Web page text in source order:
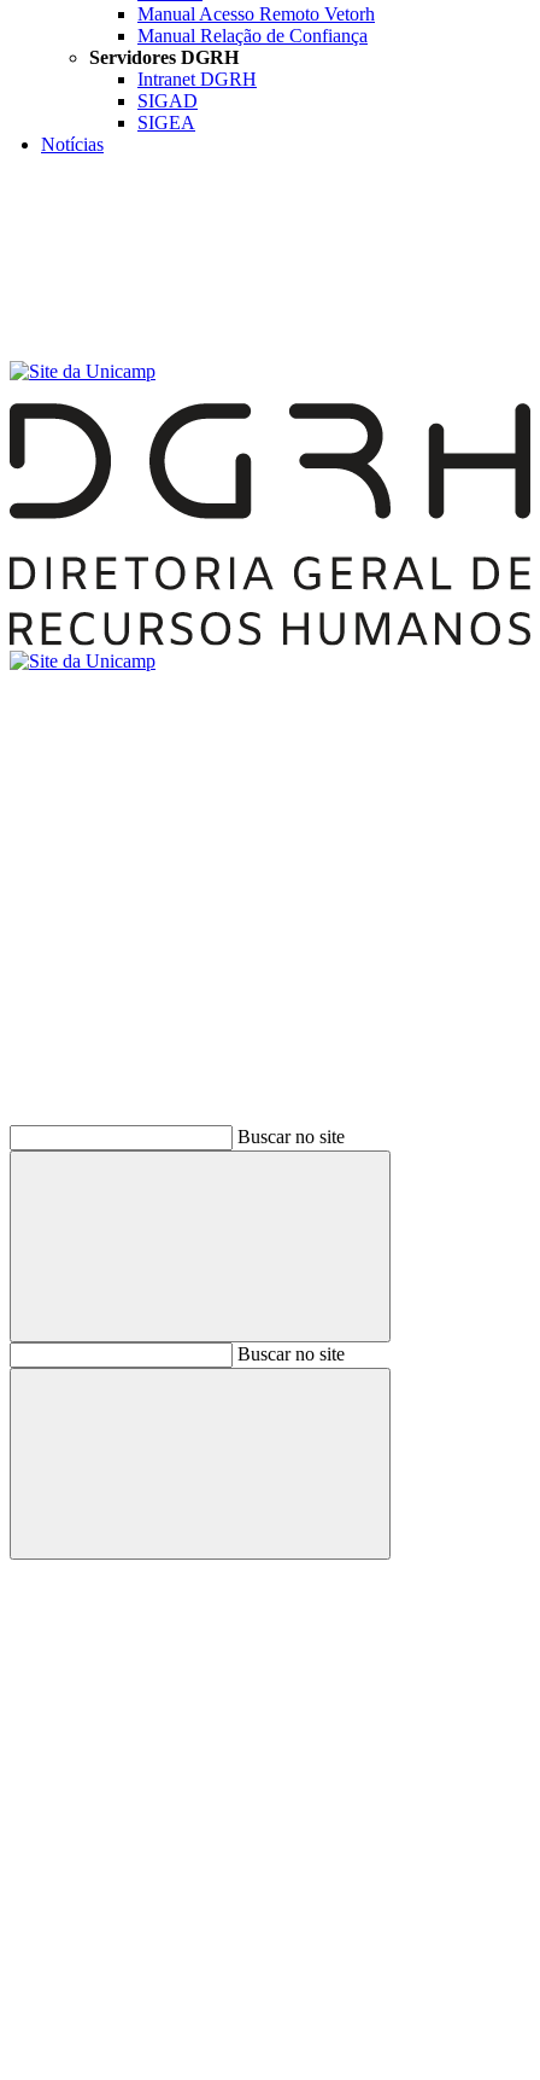
Manual Acesso Remoto Vetorh
Manual Relação de Confiança
Servidores DGRH
Intranet DGRH
SIGAD
SIGEA
Notícias
Buscar no site
BuscarBuscar no site
Buscar